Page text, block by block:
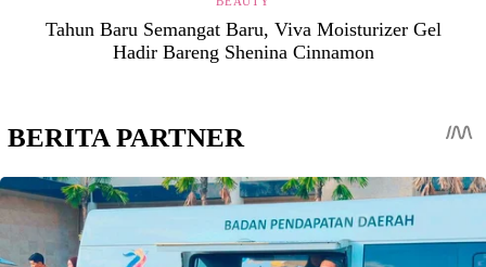
Tahun Baru Semangat Baru, Viva Moisturizer Gel
Hadir Bareng Shenina Cinnamon